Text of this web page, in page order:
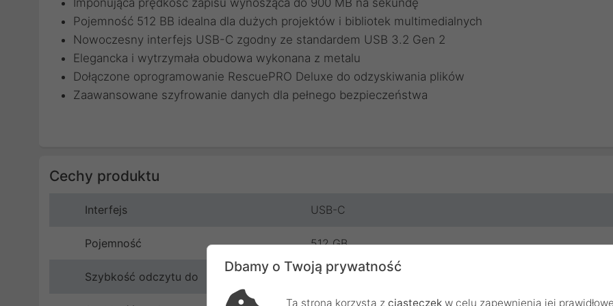
Imponująca prędkość zapisu wynosząca do 900 MB na sekundę
Pojemność 512 BB idealna dla dużych projektów i bibliotek multimedialnych
Nowoczesny interfejs USB-C zgodny ze standardem USB 3.2 Gen 2
Elegancka i wytrzymała obudowa wykonana z metalu
Dołączone oprogramowanie RescuePRO Deluxe do odzyskiwania plików
Zaawansowane szyfrowanie danych dla pełnego bezpieczeństwa
Cechy produktu
Interfejs USB-C
Pojemność 512 GB
Szybkość odczytu do 1000 MB/s
Dbamy o Twoją prywatność
Ta strona korzysta z ciasteczek w celu zapewnienia jej